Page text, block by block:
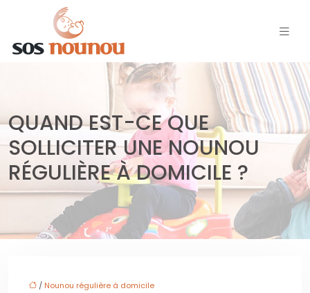
QUAND EST-CE QUE
SOLLICITER UNE NOUNOU
RÉGULIÈRE À DOMICILE ?
/ Nounou régulière à domicile